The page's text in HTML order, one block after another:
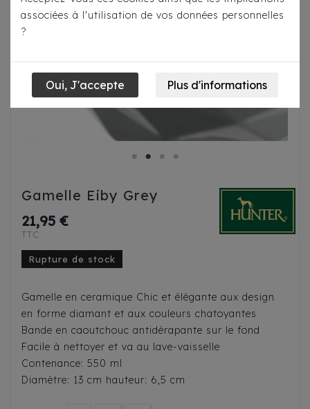
Gamelle Eiby Grey
21,95 €
TTC
Rupture de stock
Gamelle en ceramique Chic et élégante aux design
en forme diamant et aux couleurs chatoyantes
Bande en caoutchouc antidérapante sur le fond
Facile à nettoyer et va au lave-vaisselle
Contenance: 550 ml
Diamètre: 13 cm hauteur: 6,5 cm
associées à l'utilisation de vos données personnelles
?